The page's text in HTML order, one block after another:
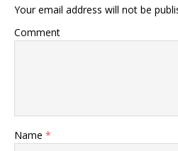
Your email address will not be
Comment
Name *